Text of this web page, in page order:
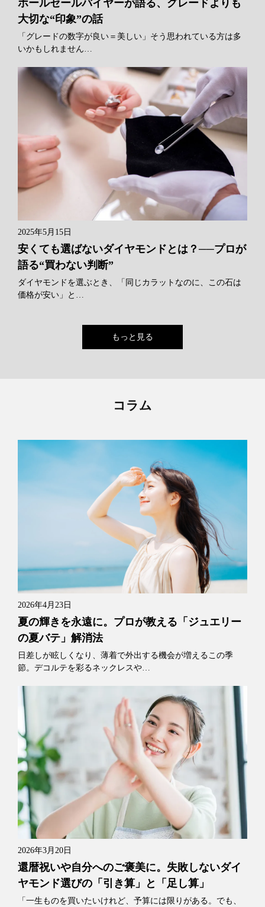
ホールセールバイヤーが語る、グレードよりも
大切な“印象”の話
「グレードの数字が良い＝美しい」そう思われている方は多
いかもしれません…
2025年5月15日
安くても選ばないダイヤモンドとは？──プロが
語る“買わない判断”
ダイヤモンドを選ぶとき、「同じカラットなのに、この石は
価格が安い」と…
もっと見る
コラム
2026年4月23日
夏の輝きを永遠に。プロが教える「ジュエリー
の夏バテ」解消法
日差しが眩しくなり、薄着で外出する機会が増えるこの季
節。デコルテを彩るネックレスや…
2026年3月20日
還暦祝いや自分へのご褒美に。失敗しないダイ
ヤモンド選びの「引き算」と「足し算」
「一生ものを買いたいけれど、予算には限りがある。でも、